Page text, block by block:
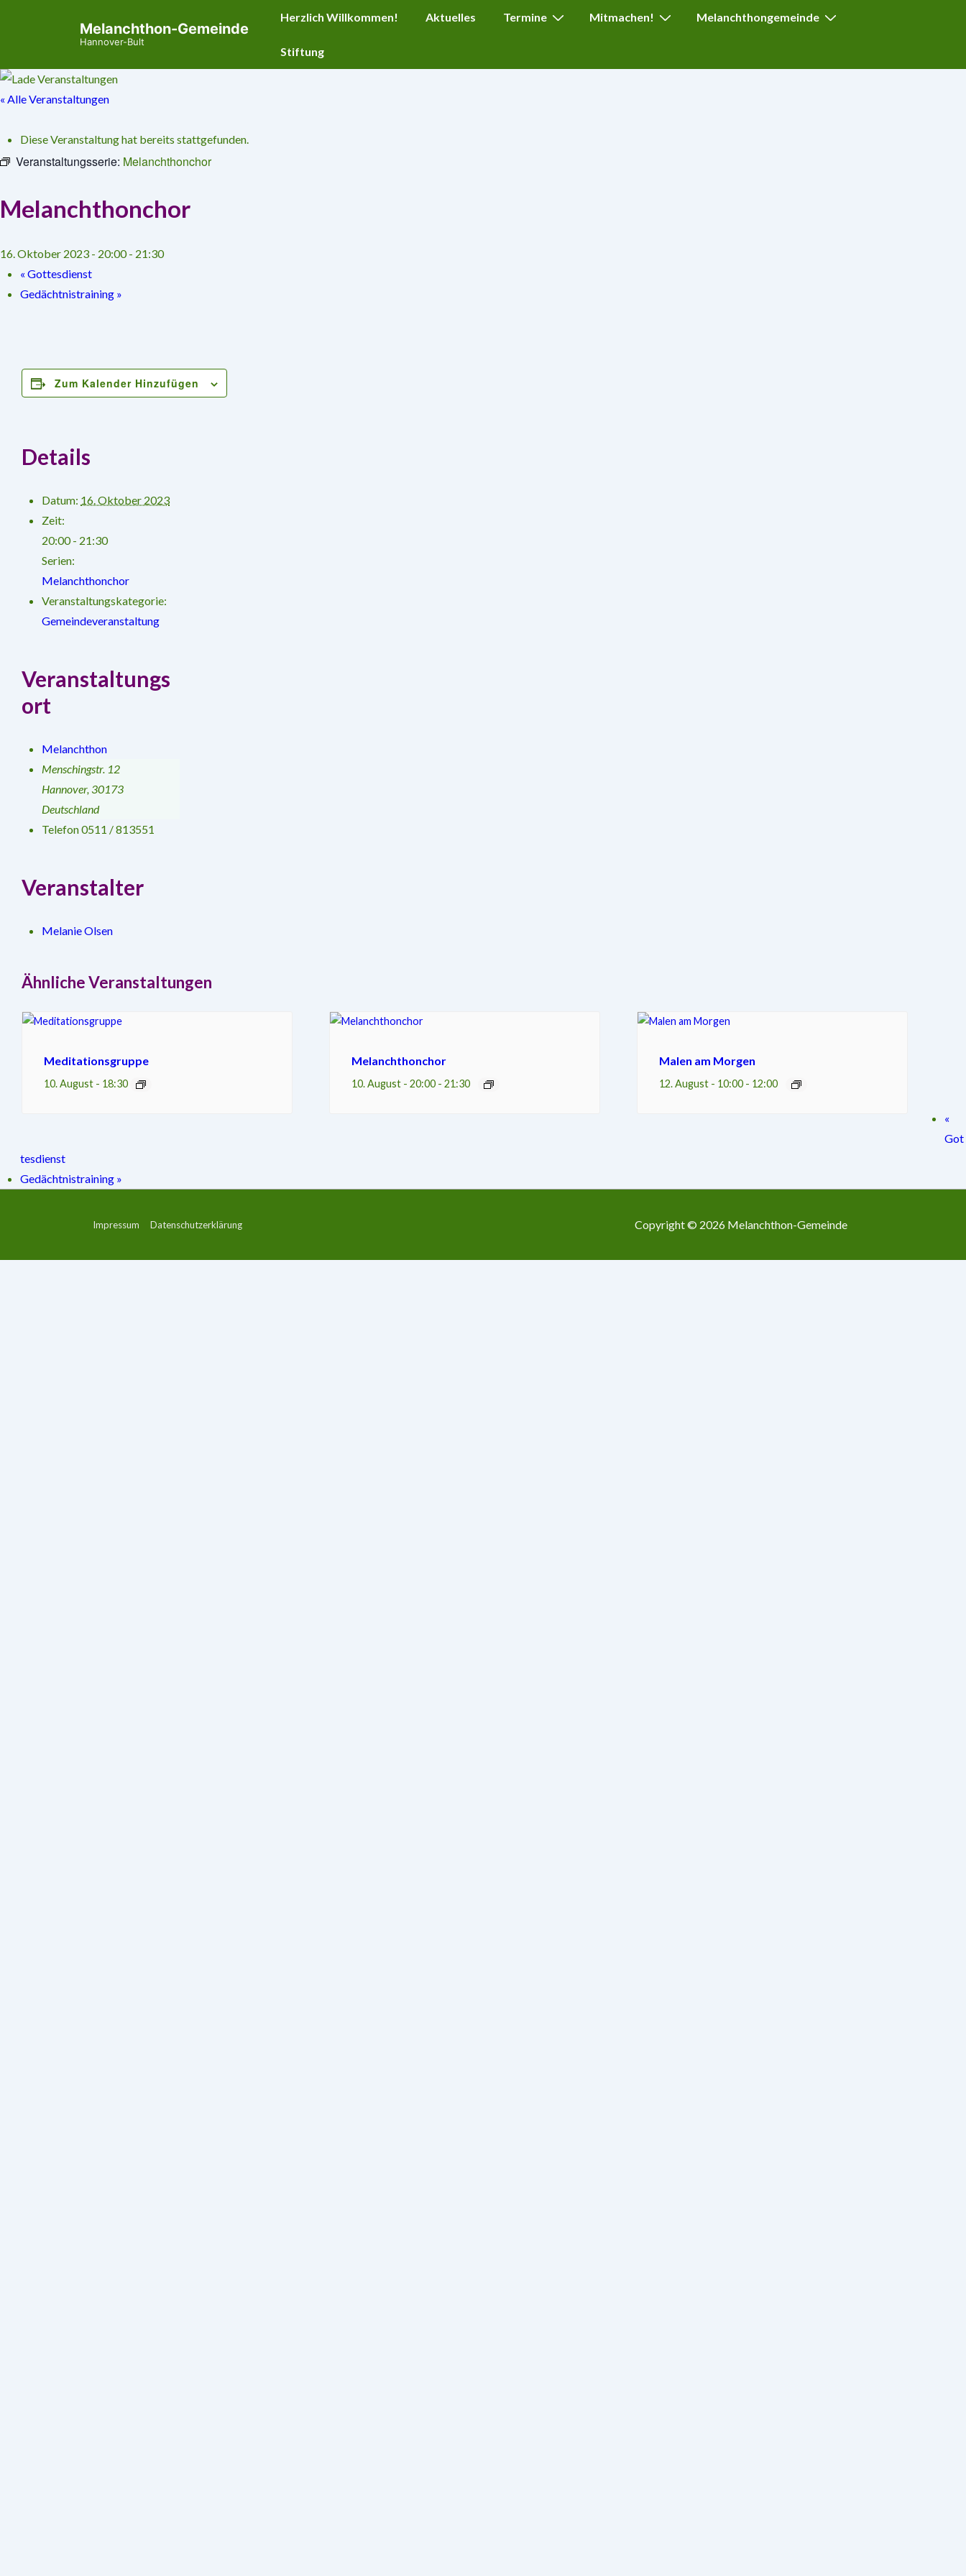
Melanchthon-Gemeinde
Hannover-Bult
Herzlich Willkommen! Aktuelles Termine Mitmachen! Melanchthongemeinde
Stiftung
« Alle Veranstaltungen
Diese Veranstaltung hat bereits stattgefunden.
Veranstaltungsserie: Melanchthonchor
Melanchthonchor
16. Oktober 2023 - 20:00- 21:30
« Gottesdienst
Gedächtnistraining »
Zum Kalender Hinzufügen
Details
Datum: 16. Oktober 2023
Zeit:
20:00 - 21:30
Serien:
Melanchthonchor
Veranstaltungskategorie:
Gemeindeveranstaltung
Veranstaltungs
ort
Melanchthon
Menschingstr. 12
Hannover,30173
Deutschland
Telefon0511 / 813551
Veranstalter
Melanie Olsen
Ähnliche Veranstaltungen
Meditationsgruppe
10. August - 18:30
Melanchthonchor
10. August - 20:00- 21:30
Malen am Morgen
12. August - 10:00- 12:00
«
Got
tesdienst
Gedächtnistraining »
Footer-
Menü
Impressum Datenschutzerklärung Copyright © 2026 Melanchthon-Gemeinde